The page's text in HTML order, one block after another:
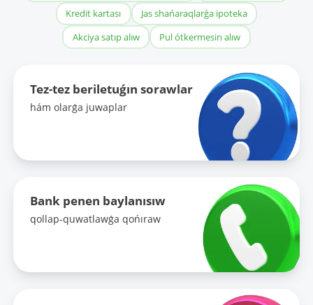
Kredit kartası
Jas shańaraqlarǵa ipoteka
Akciya satıp alıw
Pul ótkermesin alıw
Tez-tez beriletuǵın sorawlar
hám olarǵa juwaplar
Bank penen baylanısıw
qollap-quwatlawǵa qońıraw